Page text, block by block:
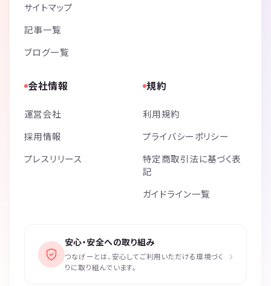
サイトマップ
記事一覧
ブログ一覧
会社情報
運営会社
採用情報
プレスリリース
規約
利用規約
プライバシーポリシー
特定商取引法に基づく表
記
ガイドライン一覧
安心・安全への取り組み
つなげーとは、安心してご利用いただける環境づく
りに取り組んでいます。
›